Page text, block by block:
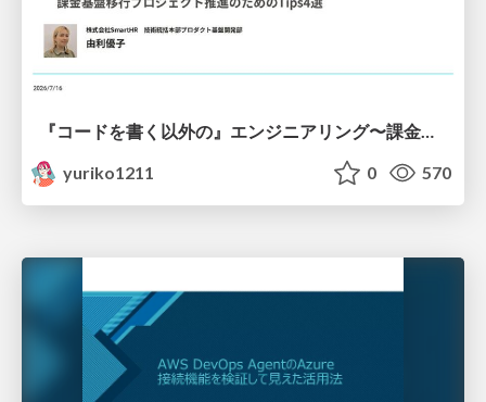
『コードを書く以外の』エンジニアリング〜課金基盤移行プロジェクト推進のためのTips4選
yuriko1211
0 570